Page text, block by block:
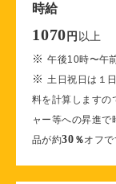
時給
1070 円 以上
※午後10時〜午
※ 土日祝日は１
料を計算しますの
ャー等への昇進
品が約30 ％オフで